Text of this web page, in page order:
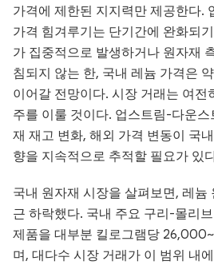
가격에 제한된 지지력만 제공한다.
가격 힘겨루기는 단기간에 완화되
가 집중적으로 발생하거나 원자재
침되지 않는 한, 국내 레늄 가격은
이어갈 전망이다. 시장 거래는 여전
주를 이룰 것이다. 업스트림-다운
재 재고 변화, 해외 가격 변동이 국
향을 지속적으로 추적할 필요가 있
국내 원자재 시장을 살펴보면, 레늄
근 하락했다. 국내 주요 구리-몰리
제품을 대부분 킬로그램당
며, 대다수 시장 거래가 이 범위 내